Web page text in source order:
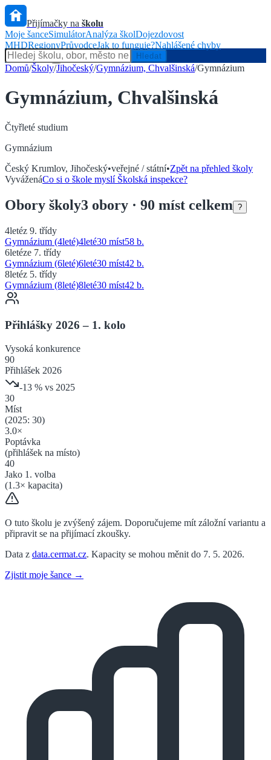
Přijímačky na školu
Moje šanceSimulátorAnalýza školDojezdovost
MHDRegionyPrůvodceJak to funguje?Nahlášené chyby
Hlídač státu
Hledat
Domů/Školy/Jihočeský/Gymnázium, Chvalšinská/Gymnázium
Gymnázium, Chvalšinská
Čtyřleté studium
Gymnázium
Český Krumlov, Jihočeský•veřejné / státní•Zpět na přehled školy
VyváženáCo si o škole myslí Školská inspekce?
Obory školy3 obory · 90 míst celkem ?
4letéz 9. třídy
Gymnázium (4leté)4leté30 míst58 b.
6letéze 7. třídy
Gymnázium (6leté)6leté30 míst42 b.
8letéz 5. třídy
Gymnázium (8leté)8leté30 míst42 b.
Přihlášky 2026 – 1. kolo
Vysoká konkurence
90
Přihlášek 2026
-13 % vs 2025
30
Míst
(2025: 30)
3.0×
Poptávka
(přihlášek na místo)
40
Jako 1. volba
(1.3× kapacita)
O tuto školu je zvýšený zájem. Doporučujeme mít záložní variantu a
připravit se na přijímací zkoušky.
Data z data.cermat.cz. Kapacity se mohou měnit do 7. 5. 2026.
Zjistit moje šance →